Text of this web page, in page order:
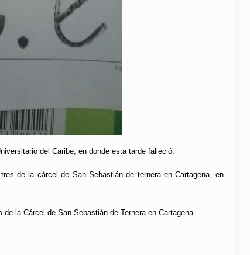
del Caribe, en donde esta tarde falleció.
de la cárcel de San Sebastián de ternera en Cartagena, en
la Cárcel de San Sebastián de Ternera en Cartagena.